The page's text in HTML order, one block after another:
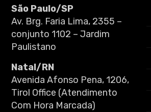
São Paulo/SP
Av. Brg. Faria Lima, 2355 –
conjunto 1102 – Jardim
Paulistano
Natal/RN
Avenida Afonso Pena, 1206,
Tirol Office (Atendimento
Com Hora Marcada)